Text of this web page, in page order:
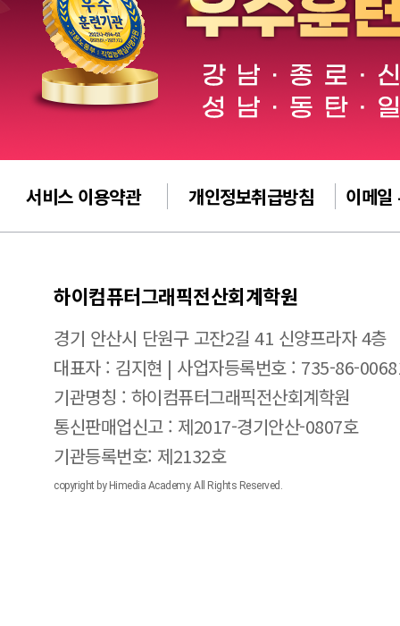
서비스 이용약관 개인정보취급방침 이메일
하이컴퓨터그래픽전산회계학원
경기 안산시 단원구 고잔2길 41 신양프라자 4층
대표자 : 김지현 | 사업자등록번호 : 735-86-
기관명칭 : 하이컴퓨터그래픽전산회계학원
통신판매업신고 : 제2017-경기안산-0807호
기관등록번호: 제2132호
copyright by Himedia Academy. All Rights Reserved.